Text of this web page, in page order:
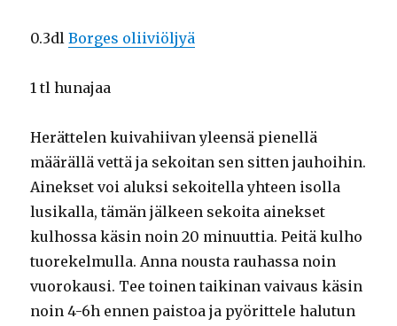
0.3dlBorges oliiviöljyä
1 tl hunajaa
Herättelen kuivahiivan yleensä pienellä
määrällä vettä ja sekoitan sen sitten jauhoihin.
Ainekset voi aluksi sekoitella yhteen isolla
lusikalla, tämän jälkeen sekoita ainekset
kulhossa käsin noin 20 minuuttia. Peitä kulho
tuorekelmulla. Anna nousta rauhassa noin
vuorokausi. Tee toinen taikinan vaivaus käsin
noin 4-6h ennen paistoa ja pyörittele halutun